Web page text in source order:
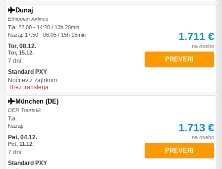
Dunaj
Ethiopian Airlines
Tja: 22:00 - 14:20 / 13h 20min
Nazaj: 17:50 - 06:05 / 15h 15min
Tor, 08.12.
Tor, 15.12.
7 dni
Standard PXY
Nočitev z zajtrkom
Brez transferja
1.711 €
na osebo
PREVERI
München (DE)
DER Touristik
Tja:
Nazaj:
Pet, 04.12.
Pet, 11.12.
7 dni
Standard PXY
1.713 €
na osebo
PREVERI